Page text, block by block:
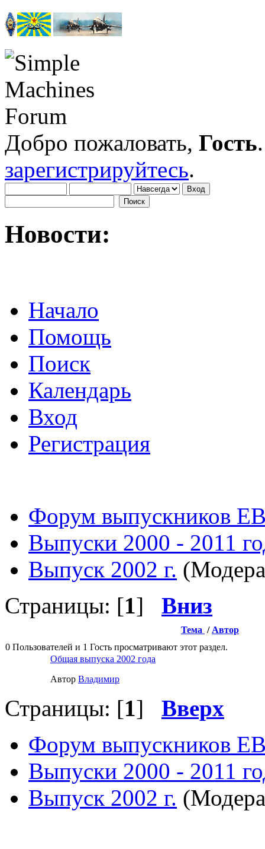
Добро пожаловать, Гость
зарегистрируйтесь.
Новости:
Начало
Помощь
Поиск
Календарь
Вход
Регистрация
Форум выпускников
Выпуски 2000 - 2011
Выпуск 2002 г.
Страницы: [1] Вниз
Тема / Автор
0 Пользователей и 1 Гость просматривают этот раздел.
Общая выпуска 2002 года
Автор Влaдимир
Страницы: [1] Вверх
Форум выпускников
Выпуски 2000 - 2011
Выпуск 2002 г.